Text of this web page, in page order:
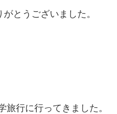
とうございました。
旅行に行ってきました。